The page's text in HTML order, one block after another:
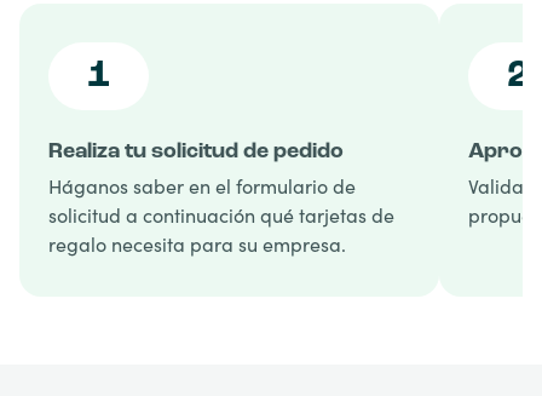
1
Realiza tu solicitud de pedido
Háganos saber en el formulario de
solicitud a continuación qué tarjetas de
regalo necesita para su empresa.
2